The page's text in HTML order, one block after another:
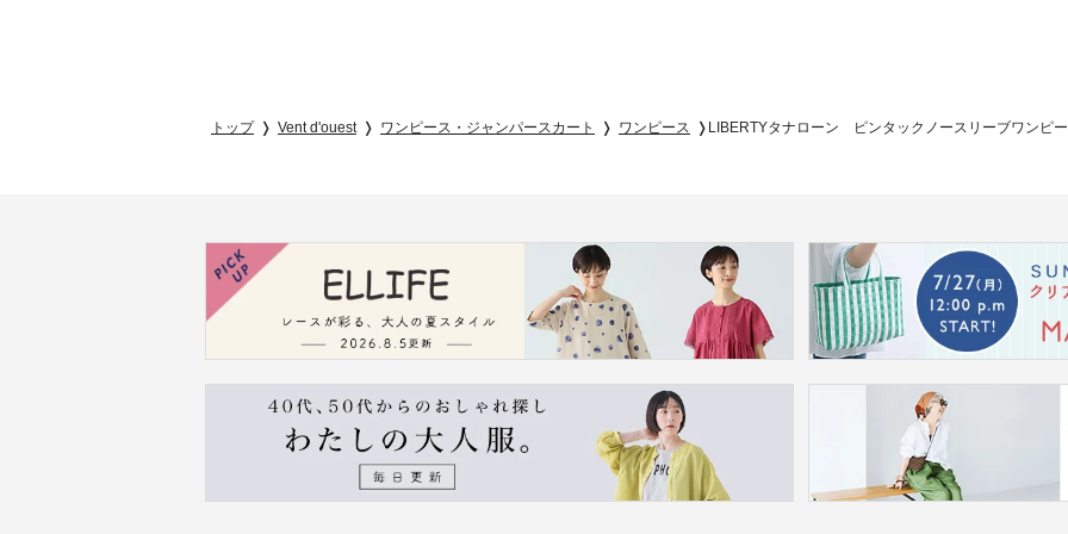
トップ Vent d'ouest ワンピース・ジャンパースカート ワンピース LIBERTYタナローン ピンタックノースリーブワンピ